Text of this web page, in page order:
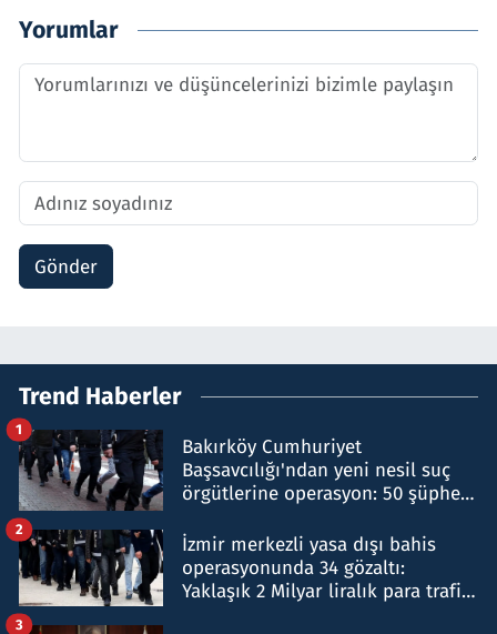
Yorumlar
Gönder
Trend Haberler
Bakırköy Cumhuriyet
Başsavcılığı'ndan yeni nesil suç
örgütlerine operasyon: 50 şüpheli
1
İzmir merkezli yasa dışı bahis
operasyonunda 34 gözaltı:
Yaklaşık 2 Milyar liralık para trafiği
2
3